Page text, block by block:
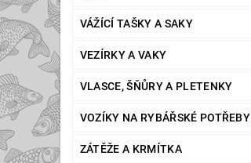
VÁŽÍCÍ TAŠKY A SAKY
VEZÍRKY A VAKY
VLASCE, ŠŇŮRY A PLETENKY
VOZÍKY NA RYBÁŘSKÉ POTŘEBY
ZÁTĚŽE A KRMÍTKA